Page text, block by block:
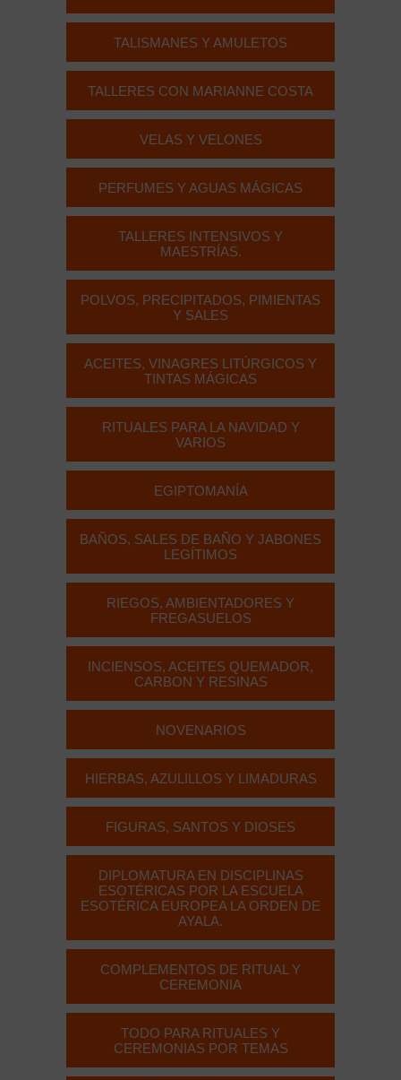
TALISMANES Y AMULETOS
TALLERES CON MARIANNE COSTA
VELAS Y VELONES
PERFUMES Y AGUAS MÁGICAS
TALLERES INTENSIVOS Y
MAESTRÍAS.
POLVOS, PRECIPITADOS, PIMIENTAS
Y SALES
ACEITES, VINAGRES LITÚRGICOS Y
TINTAS MÁGICAS
RITUALES PARA LA NAVIDAD Y
VARIOS
EGIPTOMANÍA
BAÑOS, SALES DE BAÑO Y JABONES
LEGÍTIMOS
RIEGOS, AMBIENTADORES Y
FREGASUELOS
INCIENSOS, ACEITES QUEMADOR,
CARBON Y RESINAS
NOVENARIOS
HIERBAS, AZULILLOS Y LIMADURAS
FIGURAS, SANTOS Y DIOSES
DIPLOMATURA EN DISCIPLINAS
ESOTÉRICAS POR LA ESCUELA
ESOTÉRICA EUROPEA LA ORDEN DE
AYALA.
COMPLEMENTOS DE RITUAL Y
CEREMONIA
TODO PARA RITUALES Y
CEREMONIAS POR TEMAS